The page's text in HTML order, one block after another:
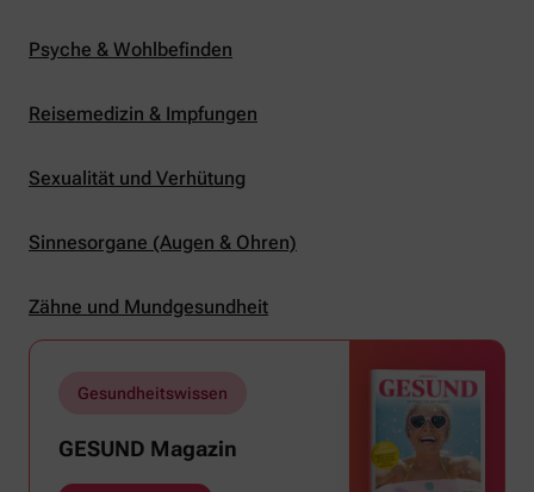
Psyche & Wohlbefinden
Reisemedizin & Impfungen
Sexualität und Verhütung
Sinnesorgane (Augen & Ohren)
Zähne und Mundgesundheit
Gesundheitswissen
GESUND Magazin